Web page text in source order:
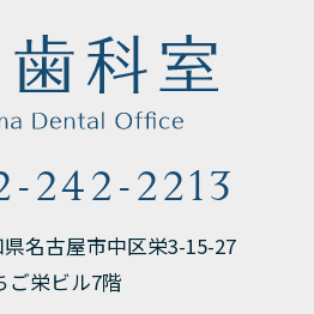
の歯科のローンが使え
療プランを納得してい
っています
を作成
の低い方もご相談くださ
ンプラント専門医の高山
ンインプラントを行って
バリエーションを付ける
242-2213
名古屋市中区栄3-15-27
ご栄ビル7階